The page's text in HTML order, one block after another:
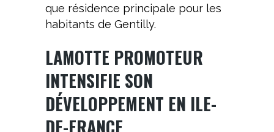
que résidence principale pour les
habitants de Gentilly.
LAMOTTE PROMOTEUR
INTENSIFIE SON
DÉVELOPPEMENT EN ILE-
DE-FRANCE